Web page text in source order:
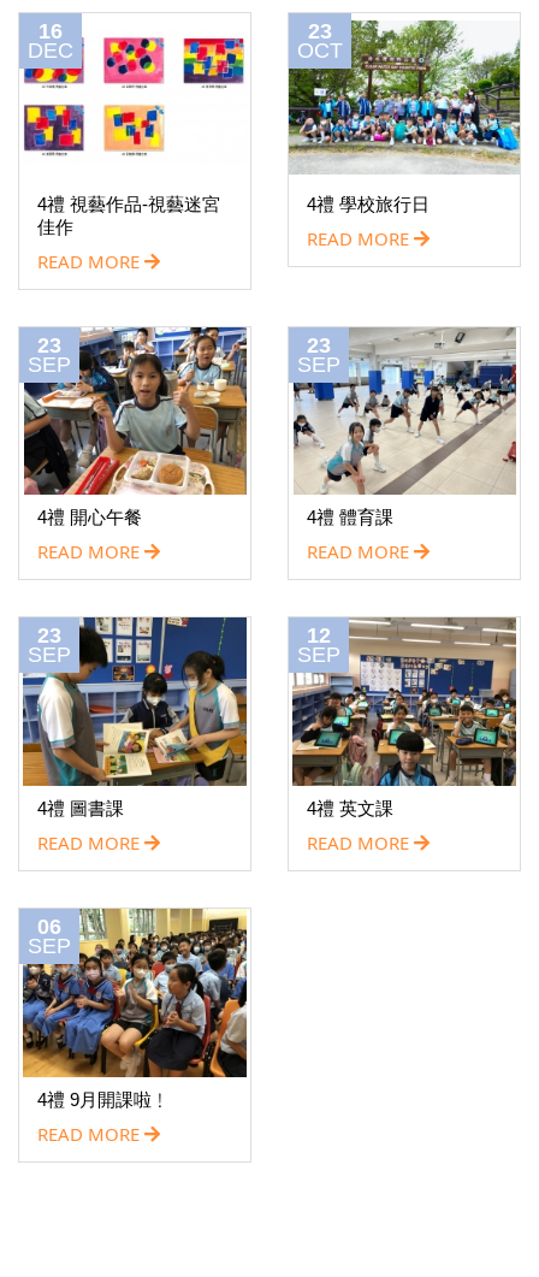
16
DEC
4禮 視藝作品-視藝迷宮
佳作
READ MORE
23
OCT
4禮 學校旅行日
READ MORE
23
SEP
4禮 開心午餐
READ MORE
23
SEP
4禮 體育課
READ MORE
23
SEP
4禮 圖書課
READ MORE
12
SEP
4禮 英文課
READ MORE
06
SEP
4禮 9月開課啦﹗
READ MORE